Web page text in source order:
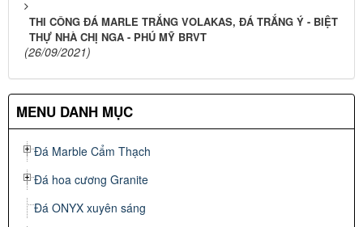
THI CÔNG ĐÁ MARLE TRẮNG VOLAKAS, ĐÁ TRẮNG Ý - BIỆT
THỰ NHÀ CHỊ NGA - PHÚ MỸ BRVT
(26/09/2021)
MENU DANH MỤC
Đá Marble Cẩm Thạch
Đá hoa cương Granite
Đá ONYX xuyên sáng